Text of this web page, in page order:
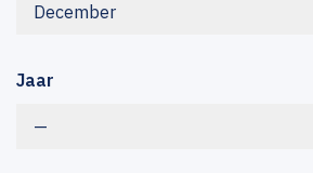
December
Jaar
—